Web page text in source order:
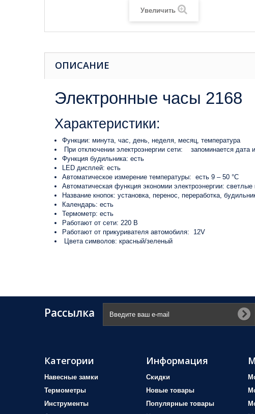
Увеличить
ОПИСАНИЕ
Электронные часы 2168
Характеристики:
Функции: минута, час, день, неделя, месяц, температура
При отключении электроэнергии сети:
запоминается дата
Функция будильника: есть
LED дисплей: есть
Автоматическое измерение температуры: есть 9 – 50 °С
Автоматическая функция экономии электроэнергии:
Название кнопок: установка, перенос, переработка,
Календарь: есть
Термометр: есть
Работают от сети: 220 В
Работают от прикуривателя автомобиля:
12V
Цвета символов: красный/зеленый
Рассылка
Категории
Навесные замки
Термометры
Инструменты
Информация
Скидки
Новые товары
Популярные товары